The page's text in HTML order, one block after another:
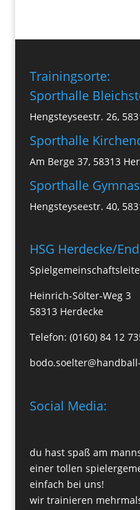
Trainingsorte:
Sporthalle
Hengsteyseestr. 26,
Sporthalle
Am Berge 37, 58313
Sporthalle
Hengsteyseestr. 40,
HSG Herdecke/
Heinrich-Sölter-Weg 3
58313 Herdecke
Telefon: (0160) 84 12
Social Media:
du hast spaß am
einer tollen
einfach bei uns!
wir trainieren